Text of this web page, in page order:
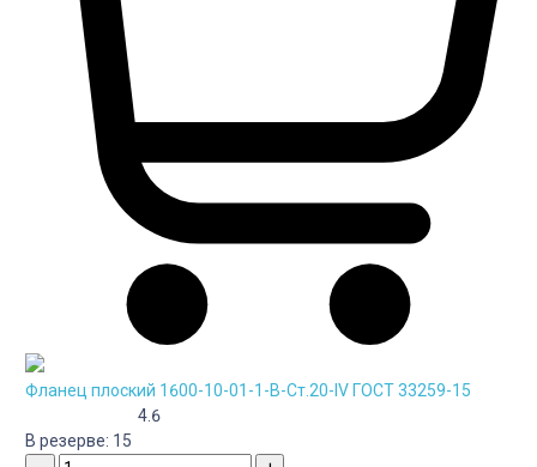
Фланец плоский 1600-10-01-1-B-Cт.20-IV ГОСТ 33259-15
4.6
В резерве: 15